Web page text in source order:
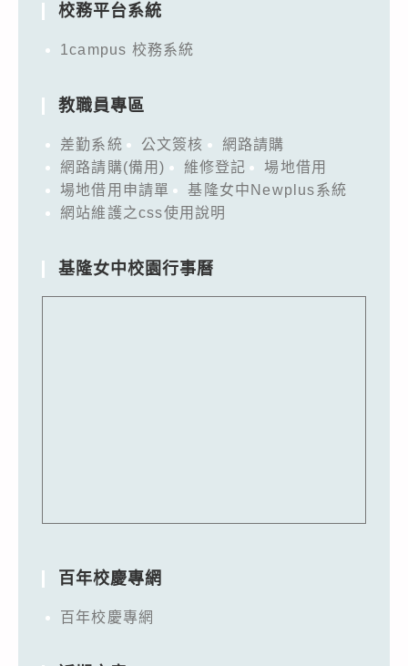
校務平台系統
1campus 校務系統
教職員專區
差勤系統 公文簽核
網路請購
網路請購(備用)
維修登記
場地借用
場地借用申請單
基隆女中Newplus系統
網站維護之css使用說明
基隆女中校園行事曆
百年校慶專網
百年校慶專網